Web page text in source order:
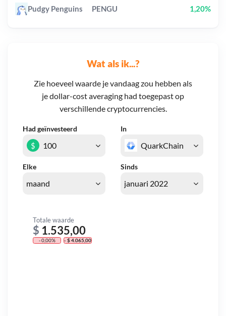
Wat als ik...?
Zie hoeveel waarde je vandaag zou hebben als
je dollar-cost averaging had toegepast op
verschillende cryptocurrencies.
Had geïnvesteerd In
Elke Sinds
$
Totale waarde
$ 1.535,00
- 0,00% - $ 4.065,00
Pudgy Penguins PENGU 1,20%